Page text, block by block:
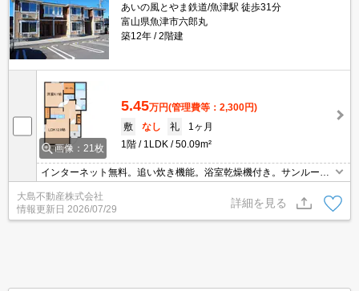
あいの風とやま鉄道/魚津駅 徒歩31分
富山県魚津市六郎丸
築12年
2階建
画像：21枚
5.45万円(管理費等：2,300円)
敷
なし 礼
1ヶ月
1階
1LDK 50.09m²
インターネット無料。追い炊き機能。浴室乾燥機付き。サンルーム
付きで雨の日も安心。カウンターキッチン。設備充実。
大島不動産株式会社
情報更新日 2026/07/29
詳細を見る